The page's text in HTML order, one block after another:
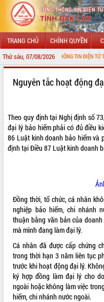
TRANG CHỦ CHÍNH QUYỀN
Thứ sáu, 07/08/2026
VỚI CỔNG THÔNG TIN ĐIỆN TỬ TỈNH ĐẮK
TIN TỨC SỰ KIỆN
SỞ, BAN, NGÀNH
HỆ THỐNG VĂN BẢN
VĂN BẢN HĐND TỈNH
ĐIỂM TIN VĂN BẢN
QUY HOẠCH - KẾ HOẠCH
Nguyên tắc hoạt động
Theo quy định tại Nghị định số
đại lý bảo hiểm phải có đủ điều
86 Luật kinh doanh bảo hiểm và
định tại Điều 87 Luật kinh doanh
Đồng thời, tổ chức, cá nhân
nghiệp bảo hiểm, chi nhánh
thuận bằng văn bản của
mà mình đang làm đại lý.
Cá nhân đã được cấp chứng
trong thời hạn 3 năm liên tục
trước khi hoạt động đại lý.
ký hợp đồng làm đại lý cho
ngoài hoặc không làm việc
hiểm, chi nhánh nước ngoài.